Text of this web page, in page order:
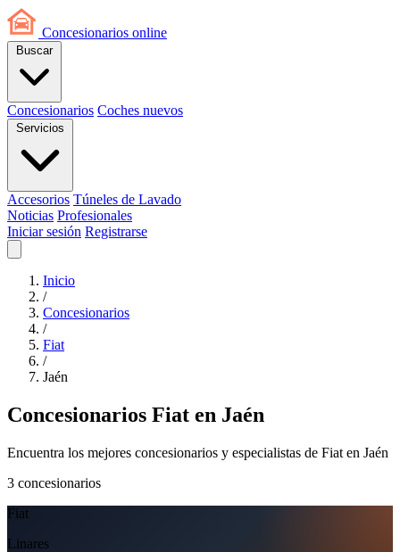
Concesionarios online
Buscar
Concesionarios Coches nuevos
Servicios
Accesorios Túneles de Lavado
Noticias Profesionales
Iniciar sesión Registrarse
Inicio
/
Concesionarios
/
Fiat
/
Jaén
Concesionarios Fiat en Jaén
Encuentra los mejores concesionarios y especialistas de Fiat en Jaén
3 concesionarios
Fiat
Linares